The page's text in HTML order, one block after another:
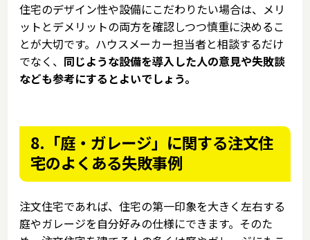
住宅のデザイン性や設備にこだわりたい場合は、メリ
ットとデメリットの両方を確認しつつ慎重に決めるこ
とが大切です。ハウスメーカー担当者と相談するだけ
でなく、 同じような設備を導入した人の意見や失敗談
なども参考にするとよいでしょう。
8.「庭・ガレージ」に関する注文住
宅のよくある失敗事例
注文住宅であれば、住宅の第一印象を大きく左右する
庭やガレージを自分好みの仕様にできます。そのた